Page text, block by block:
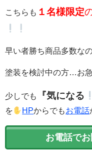
こちらも １名様限定
早い者勝ち商品多数な
塗装を検討中の方…お
少しでも 『気になる
を
HPからでもお電話
お電話で